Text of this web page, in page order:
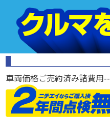
車両価格ご売約済み諸費用--